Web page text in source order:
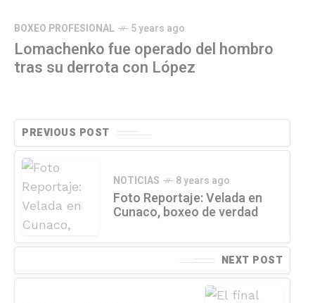
BOXEO PROFESIONAL 5 years ago
Lomachenko fue operado del hombro
tras su derrota con López
PREVIOUS POST
NOTICIAS 8 years ago
Foto Reportaje: Velada en
Cunaco, boxeo de verdad
NEXT POST